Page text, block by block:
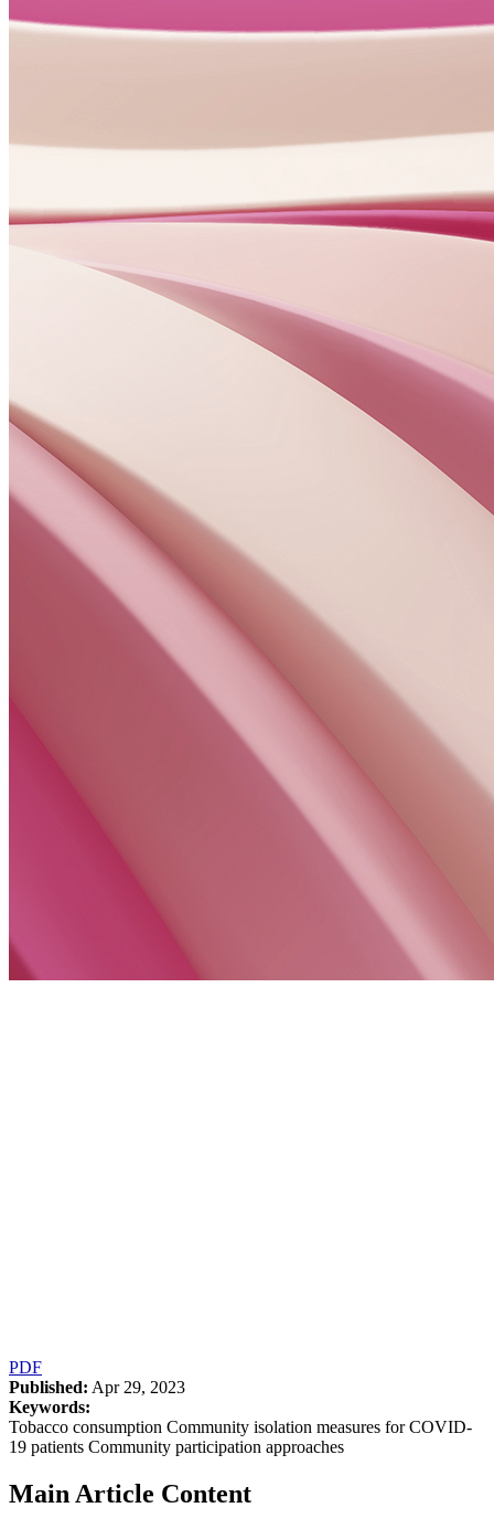
PDF
Published: Apr 29, 2023
Keywords:
Tobacco consumption Community isolation measures for COVID-
19 patients Community participation approaches
Main Article Content